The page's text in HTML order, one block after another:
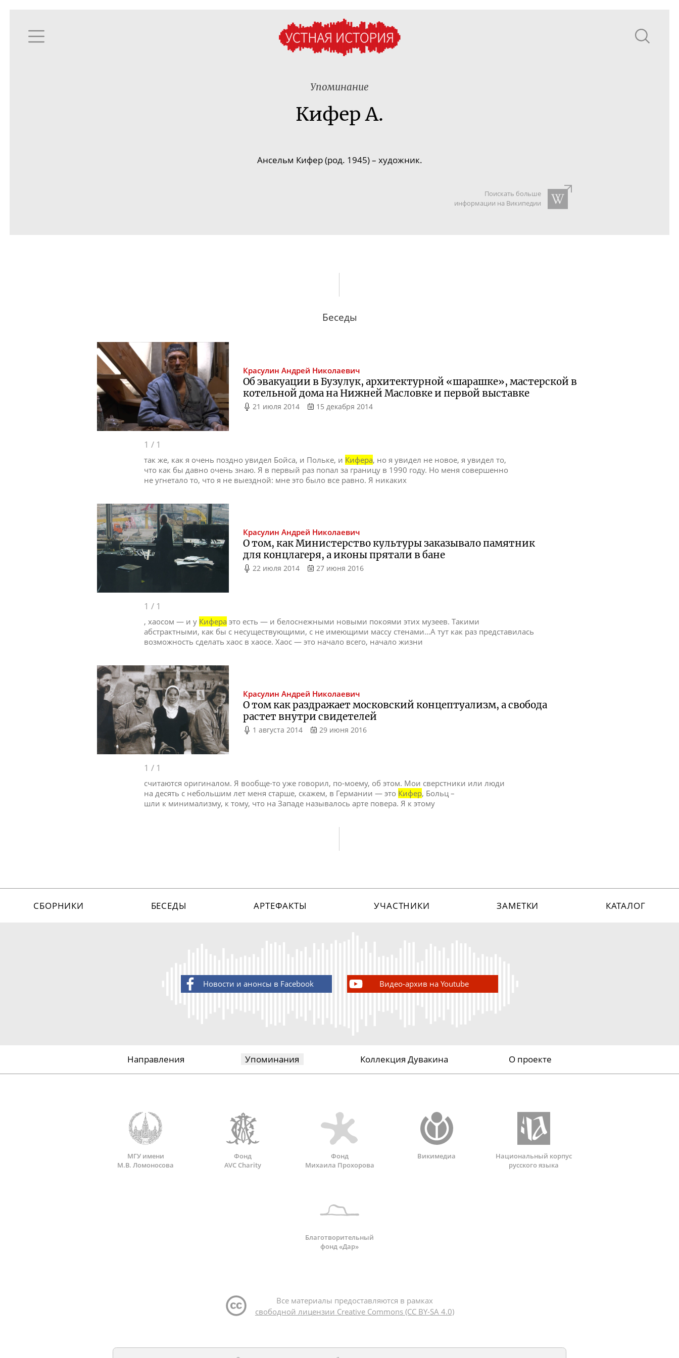
Упоминание
Кифер А.
Ансельм Кифер (род. 1945) – художник.
Поискать больше
информации на Википедии
Беседы
Красулин Андрей Николаевич
Об эвакуации в Бузулук, архитектурной «шарашке», мастерской в
котельной дома на Нижней Масловке и первой выставке
21 июля 2014 15 декабря 2014
1 / 1
так же, как я очень поздно увидел Бойса, и Польке, и Кифера, но я увидел не новое, я увидел то,
что как бы давно очень знаю. Я в первый раз попал за границу в 1990 году. Но меня совершенно
не угнетало то, что я не выездной: мне это было все равно. Я никаких
Красулин Андрей Николаевич
О том, как Министерство культуры заказывало памятник
для концлагеря, а иконы прятали в бане
22 июля 2014 27 июня 2016
1 / 1
, хаосом — и у Кифера это есть — и белоснежными новыми покоями этих музеев. Такими
абстрактными, как бы с несуществующими, с не имеющими массу стенами…А тут как раз представилась
возможность сделать хаос в хаосе. Хаос — это начало всего, начало жизни
Красулин Андрей Николаевич
О том как раздражает московский концептуализм, а свобода
растет внутри свидетелей
1 августа 2014 29 июня 2016
1 / 1
считаются оригиналом. Я вообще-то уже говорил, по-моему, об этом. Мои сверстники или люди
на десять с небольшим лет меня старше, скажем, в Германии — это Кифер, Больц –
шли к минимализму, к тому, что на Западе называлось арте повера. Я к этому
СБОРНИКИ БЕСЕДЫ АРТЕФАКТЫ УЧАСТНИКИ ЗАМЕТКИ КАТАЛОГ
Новости и анонсы в Facebook Видео-архив на Youtube
Направления Упоминания Коллекция Дувакина О проекте
МГУ имени
М.В. Ломоносова
Фонд
AVC Charity
Фонд
Михаила Прохорова
Викимедиа
Национальный корпус
русского языка
Благотворительный
фонд «Дар»
Все материалы предоставляются в рамках
свободной лицензии Creative Commons (CC BY-SA 4.0)